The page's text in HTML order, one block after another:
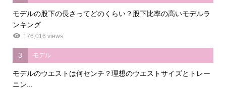
モデルの股下の長さってどのくらい？股下比率の高いモデルラ
ンキング
176,016 views
3 モデル
モデルのウエストは何センチ？理想のウエストサイズとトレー
ニン...